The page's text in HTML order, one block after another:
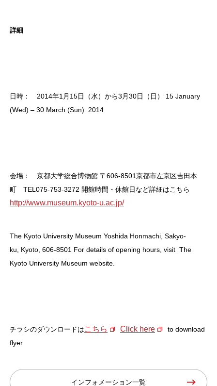
詳細
日時： 2014年1月15日（水）から3月30日（日）
15 January
(Wed) – 30 March (Sun) 2014
会場： 京都大学総合博物館 〒606-8501京都市左京区吉田本
町 TEL075-753-3272 開館時間・休館日など詳細はこちら
http://www.museum.kyoto-u.ac.jp/
The Kyoto University Museum Yoshida Honmachi, Sakyo-
ku, Kyoto, 606-8501 For details of opening hours, visit The
Kyoto University Museum website.
チラシのダウンロードはこちら Click here
to download
flyer
インフォメーション一覧